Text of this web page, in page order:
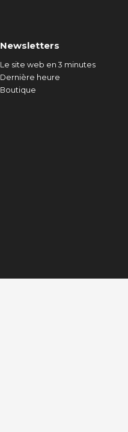
Newsletters
Le site web en 3 minutes
Dernière heure
Boutique